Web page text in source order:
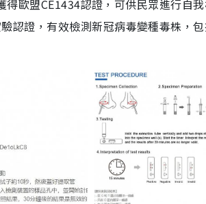
歐盟CE1434認證，可供民眾進行自
認證，有效檢測新冠病毒變種毒株，